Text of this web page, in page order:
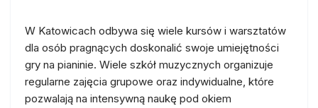
W Katowicach odbywa się wiele kursów i warsztatów
dla osób pragnących doskonalić swoje umiejętności
gry na pianinie. Wiele szkół muzycznych organizuje
regularne zajęcia grupowe oraz indywidualne, które
pozwalają na intensywną naukę pod okiem